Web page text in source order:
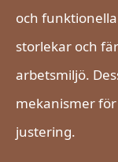
och
storlekar och
arbetsmiljö.
mekanismer
justering.